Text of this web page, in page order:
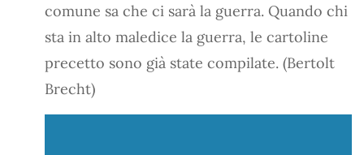
comune sa che ci sarà la guerra. Quando chi
sta in alto maledice la guerra, le cartoline
precetto sono già state compilate. (Bertolt
Brecht)